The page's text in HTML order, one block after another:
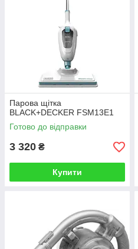
Парова щітка
BLACK+DECKER FSM13E1
Готово до відправки
3 320 ₴
Купити